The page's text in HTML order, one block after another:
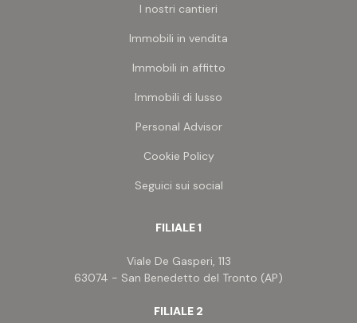
I nostri cantieri
Immobili in vendita
Immobili in affitto
Immobili di lusso
Personal Advisor
Cookie Policy
Seguici sui social
FILIALE 1
Viale De Gasperi, 113
63074 - San Benedetto del Tronto (AP)
FILIALE 2